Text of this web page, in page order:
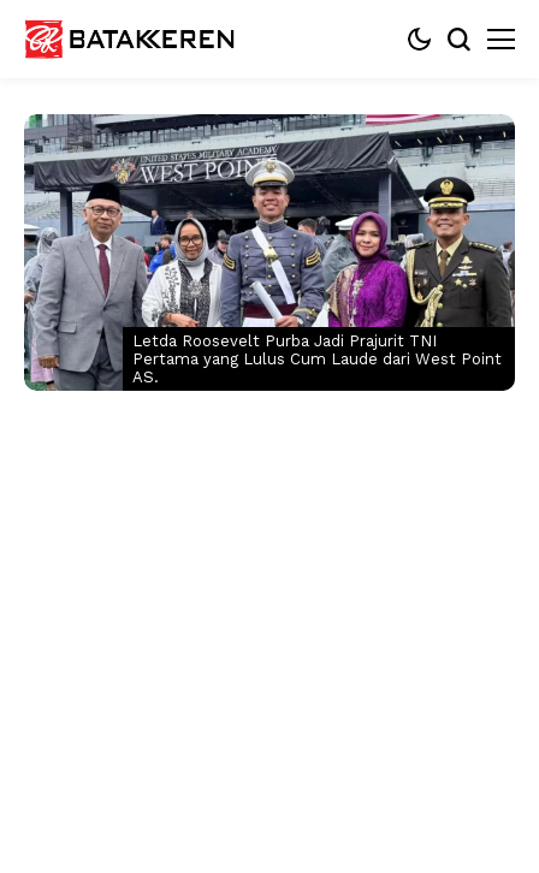
Letda Roosevelt Purba Jadi Prajurit TNI
Pertama yang Lulus Cum Laude dari West Point
AS.